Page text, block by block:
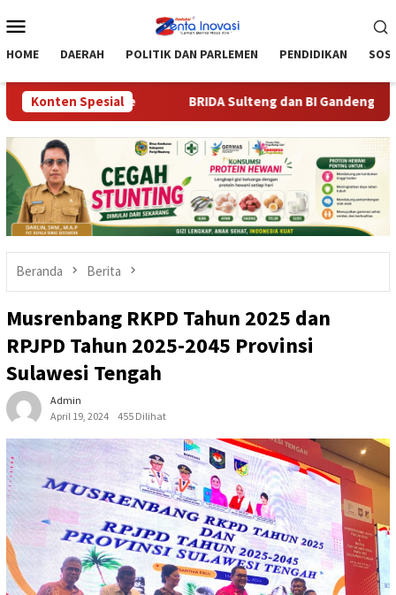
ke
Mobile
HOME DAERAH POLITIK DAN PARLEMEN PENDIDIKAN
Konten Spesial
Torue BRIDA Sulteng dan BI Gandeng
Beranda Berita
Musrenbang RKPD Tahun 2025 dan
RPJPD Tahun 2025-2045 Provinsi
Sulawesi Tengah
Admin
April 19, 2024
455 Dilihat